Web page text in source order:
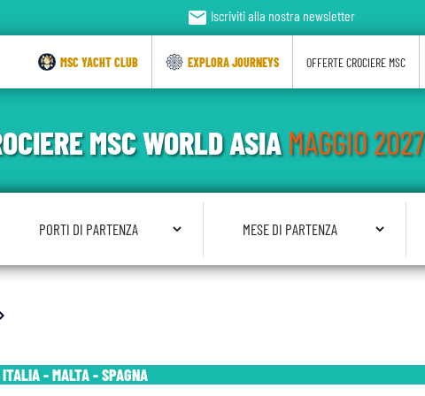
- MALTA - SPAGNA
MSC WORLD ASIAMAGGIO 2027
email Iscriviti alla nostra newsletter
MSC YACHT CLUB EXPLORA JOURNEYS OFFERTE CROCIERE MSC